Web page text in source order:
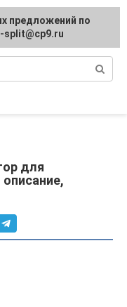
для
предложений по
split@cp9.ru